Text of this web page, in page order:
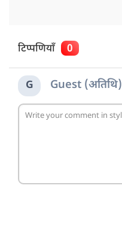
टिप्पणियाँ 0
G Guest (अतिथि)